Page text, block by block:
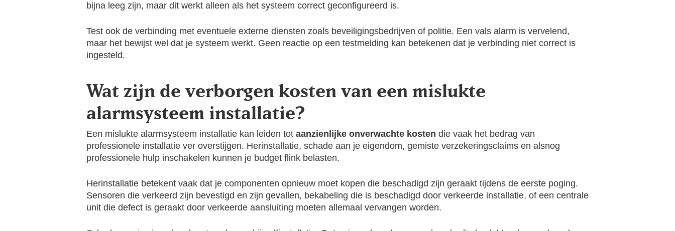
bijna leeg zijn, maar dit werkt alleen als het systeem correct geconfigureerd is.
Test ook de verbinding met eventuele externe diensten zoals beveiligingsbedrijven of politie. Een vals alarm is vervelend,
maar het bewijst wel dat je systeem werkt. Geen reactie op een testmelding kan betekenen dat je verbinding niet correct is
ingesteld.
Wat zijn de verborgen kosten van een mislukte
alarmsysteem installatie?
Een mislukte alarmsysteem installatie kan leiden tot aanzienlijke onverwachte kosten die vaak het bedrag van
professionele installatie ver overstijgen. Herinstallatie, schade aan je eigendom, gemiste verzekeringsclaims en alsnog
professionele hulp inschakelen kunnen je budget flink belasten.
Herinstallatie betekent vaak dat je componenten opnieuw moet kopen die beschadigd zijn geraakt tijdens de eerste poging.
Sensoren die verkeerd zijn bevestigd en zijn gevallen, bekabeling die is beschadigd door verkeerde installatie, of een centrale
unit die defect is geraakt door verkeerde aansluiting moeten allemaal vervangen worden.